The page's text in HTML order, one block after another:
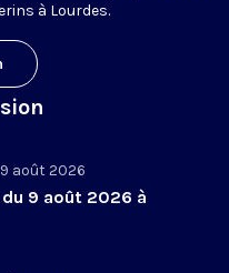
à Lourdes.
août 2026
9 août 2026 à